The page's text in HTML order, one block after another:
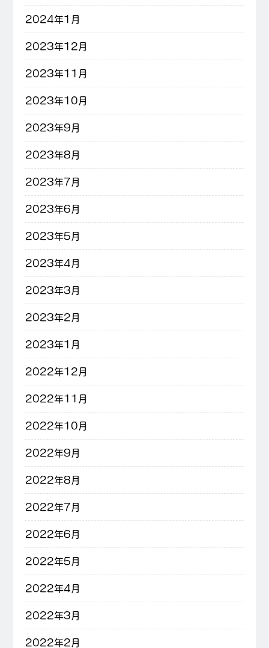
2024年1月
2023年12月
2023年11月
2023年10月
2023年9月
2023年8月
2023年7月
2023年6月
2023年5月
2023年4月
2023年3月
2023年2月
2023年1月
2022年12月
2022年11月
2022年10月
2022年9月
2022年8月
2022年7月
2022年6月
2022年5月
2022年4月
2022年3月
2022年2月